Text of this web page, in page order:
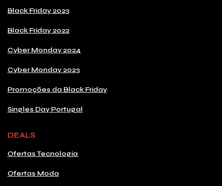
Black Friday 2023
Black Friday 2022
Cyber Monday 2024
Cyber Monday 2023
Promoções da Black Friday
Singles Day Portugal
DEALS
Ofertas Tecnologia
Ofertas Moda